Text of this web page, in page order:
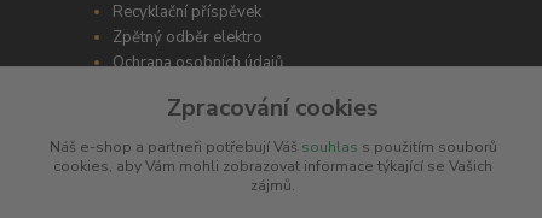
Recyklační příspěvek
Zpětný odběr elektro
Ochrana osobních údajů
INFORMACE PRO ZÁKAZNÍKY
Zpracování cookies
Náš e-shop a partneři potřebují Váš souhlas s použitím souborů
cookies, aby Vám mohli zobrazovat informace týkající se Vašich
zájmů.